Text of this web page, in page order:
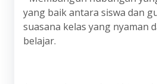
yang baik antara siswa dan
suasana kelas yang nyaman
belajar.